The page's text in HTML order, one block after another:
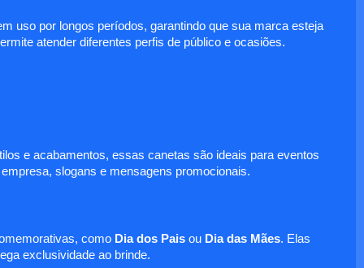
uso por longos períodos, garantindo que sua marca esteja
atender diferentes perfis de público e ocasiões.
e acabamentos, essas canetas são ideais para eventos
slogans e mensagens promocionais.
como Dia dos Paisou Dia das Mães. Elas
exclusividade ao brinde.